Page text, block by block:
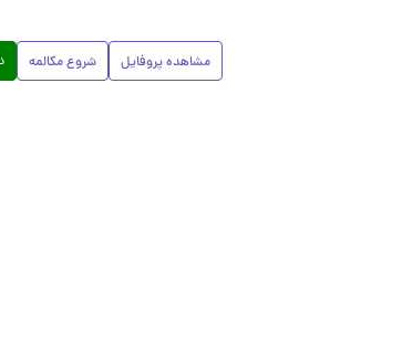
مشاهده پروفایل شروع مکالمه